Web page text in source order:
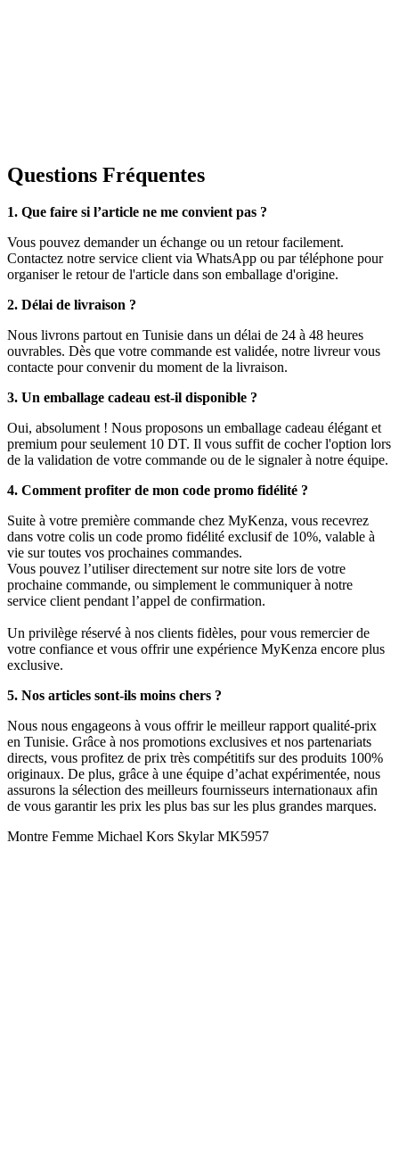
Questions Fréquentes
1. Que faire si l’article ne me convient pas ?
Vous pouvez demander un échange ou un retour facilement.
Contactez notre service client via WhatsApp ou par téléphone pour
organiser le retour de l'article dans son emballage d'origine.
2. Délai de livraison ?
Nous livrons partout en Tunisie dans un délai de 24 à 48 heures
ouvrables. Dès que votre commande est validée, notre livreur vous
contacte pour convenir du moment de la livraison.
3. Un emballage cadeau est-il disponible ?
Oui, absolument ! Nous proposons un emballage cadeau élégant et
premium pour seulement 10 DT. Il vous suffit de cocher l'option lors
de la validation de votre commande ou de le signaler à notre équipe.
4. Comment profiter de mon code promo fidélité ?
Suite à votre première commande chez MyKenza, vous recevrez
dans votre colis un code promo fidélité exclusif de 10%, valable à
vie sur toutes vos prochaines commandes.
Vous pouvez l’utiliser directement sur notre site lors de votre
prochaine commande, ou simplement le communiquer à notre
service client pendant l’appel de confirmation.
Un privilège réservé à nos clients fidèles, pour vous remercier de
votre confiance et vous offrir une expérience MyKenza encore plus
exclusive.
5. Nos articles sont-ils moins chers ?
Nous nous engageons à vous offrir le meilleur rapport qualité-prix
en Tunisie. Grâce à nos promotions exclusives et nos partenariats
directs, vous profitez de prix très compétitifs sur des produits 100%
originaux. De plus, grâce à une équipe d’achat expérimentée, nous
assurons la sélection des meilleurs fournisseurs internationaux afin
de vous garantir les prix les plus bas sur les plus grandes marques.
Montre Femme Michael Kors Skylar MK5957